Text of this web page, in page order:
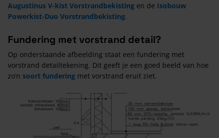
Augustinus V-kist Vorstrandbekisting en de Isobouw
Powerkist-Duo Vorstrandbekisting.
Fundering met vorstrand detail?
Op onderstaande afbeelding staat een fundering met
vorstrand detailtekening. Dit geeft je een goed beeld van hoe
zo’n soort fundering met vorstrand eruit ziet.